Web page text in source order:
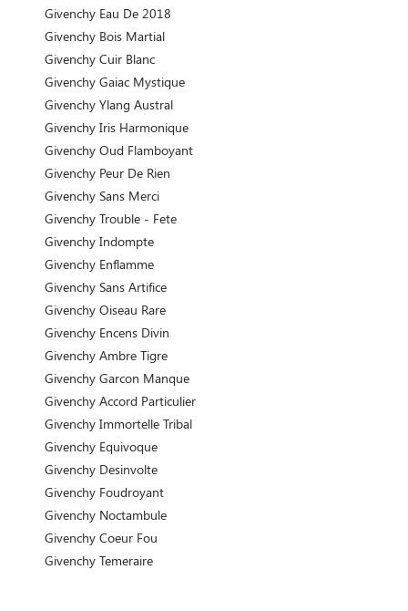
Givenchy Eau De 2018
Givenchy Bois Martial
Givenchy Cuir Blanc
Givenchy Gaiac Mystique
Givenchy Ylang Austral
Givenchy Iris Harmonique
Givenchy Oud Flamboyant
Givenchy Peur De Rien
Givenchy Sans Merci
Givenchy Trouble - Fete
Givenchy Indompte
Givenchy Enflamme
Givenchy Sans Artifice
Givenchy Oiseau Rare
Givenchy Encens Divin
Givenchy Ambre Tigre
Givenchy Garcon Manque
Givenchy Accord Particulier
Givenchy Immortelle Tribal
Givenchy Equivoque
Givenchy Desinvolte
Givenchy Foudroyant
Givenchy Noctambule
Givenchy Coeur Fou
Givenchy Temeraire